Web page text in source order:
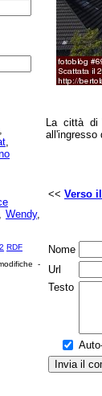
,
,
Wendy,
RDF
-
La città
all'ingresso
<< Verso
Nome
Url
Testo